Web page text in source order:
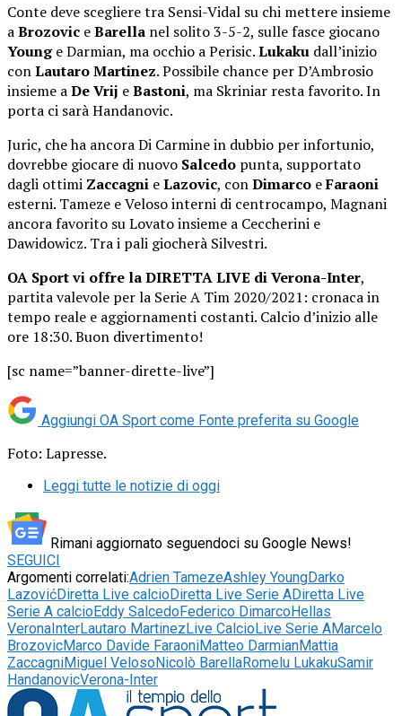
Conte deve scegliere tra Sensi-Vidal su chi mettere insieme
aBrozovic eBarella nel solito 3-5-2, sulle fasce giocano
Younge Darmian, ma occhio a Perisic.Lukaku dall’inizio
conLautaroMartinez. Possibile chance per D’Ambrosio
insieme aDeVrij eBastoni, ma Skriniar resta favorito. In
porta ci sarà Handanovic.
Juric, che ha ancora Di Carmine in dubbio per infortunio,
dovrebbe giocare di nuovo Salcedo punta, supportato
dagli ottimi Zaccagni eLazovic, conDimarco eFaraoni
esterni. Tameze e Veloso interni di centrocampo, Magnani
ancora favorito su Lovato insieme a Ceccherini e
Dawidowicz. Tra i pali giocherà Silvestri.
OA Sport vi offre la DIRETTA LIVE di Verona-Inter,
partita valevole per la Serie A Tim 2020/2021: cronaca in
tempo reale e aggiornamenti costanti. Calcio d’inizio alle
ore 18:30. Buon divertimento!
[sc name=”banner-dirette-live”]
Aggiungi OA Sport come Fonte preferita su Google
Foto: Lapresse.
Leggi tutte le notizie di oggi
Rimani aggiornato seguendoci su Google News!
SEGUICI
Argomenti correlati:Adrien TamezeAshley YoungDarko
LazovićDiretta Live calcioDiretta Live Serie ADiretta Live
Serie A calcioEddy SalcedoFederico DimarcoHellas
VeronaInterLautaro MartinezLive CalcioLive Serie AMarcelo
BrozovicMarco Davide FaraoniMatteo DarmianMattia
ZaccagniMiguel VelosoNicolò BarellaRomelu LukakuSamir
HandanovicVerona-Inter